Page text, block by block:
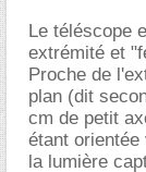
Le téléscope
extrémité et
Proche de
plan (dit
cm de petit
étant
la lumière